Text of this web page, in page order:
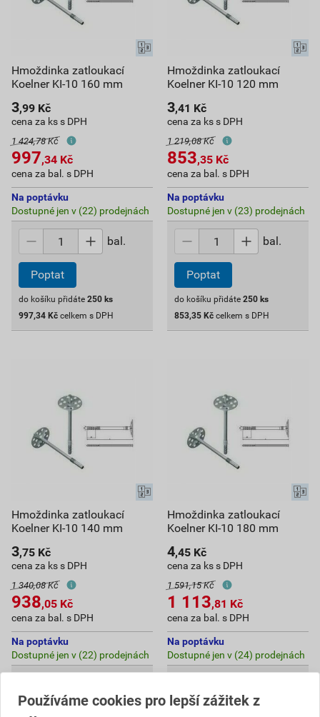
Hmoždinka zatloukací
Koelner KI-10 160 mm
3,99 Kč
cena za ks s DPH
1 424,78 Kč
997,34 Kč
cena za bal. s DPH
Na poptávku
Dostupné jen v (22) prodejnách
bal.
Poptat
do košíku přidáte 250 ks
997,34 Kč celkem s DPH
Hmoždinka zatloukací
Koelner KI-10 120 mm
3,41 Kč
cena za ks s DPH
1 219,08 Kč
853,35 Kč
cena za bal. s DPH
Na poptávku
Dostupné jen v (23) prodejnách
bal.
Poptat
do košíku přidáte 250 ks
853,35 Kč celkem s DPH
Hmoždinka zatloukací
Koelner KI-10 140 mm
3,75 Kč
cena za ks s DPH
1 340,08 Kč
938,05 Kč
cena za bal. s DPH
Na poptávku
Dostupné jen v (22) prodejnách
Hmoždinka zatloukací
Koelner KI-10 180 mm
4,45 Kč
cena za ks s DPH
1 591,15 Kč
1 113,81 Kč
cena za bal. s DPH
Na poptávku
Dostupné jen v (24) prodejnách
Používáme cookies pro lepší zážitek z